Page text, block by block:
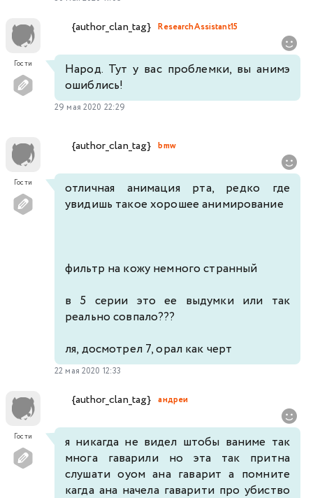
Гости
{author_clan_tag} ResearchAssistant15
Народ. Тут у вас проблемки, вы анимэ
ошиблись!
29 мая 2020 22:29
Гости
{author_clan_tag} bmw
отличная анимация рта, редко где
увидишь такое хорошее анимирование
фильтр на кожу немного странный
в 5 серии это ее выдумки или так
реально совпало???
ля, досмотрел 7, орал как черт
22 мая 2020 12:33
Гости
{author_clan_tag} андреи
я никагда не видел штобы ваниме так
многа гаварили но эта так притна
слушати оуом ана гаварит а помните
кагда ана начела гаварити про убиство